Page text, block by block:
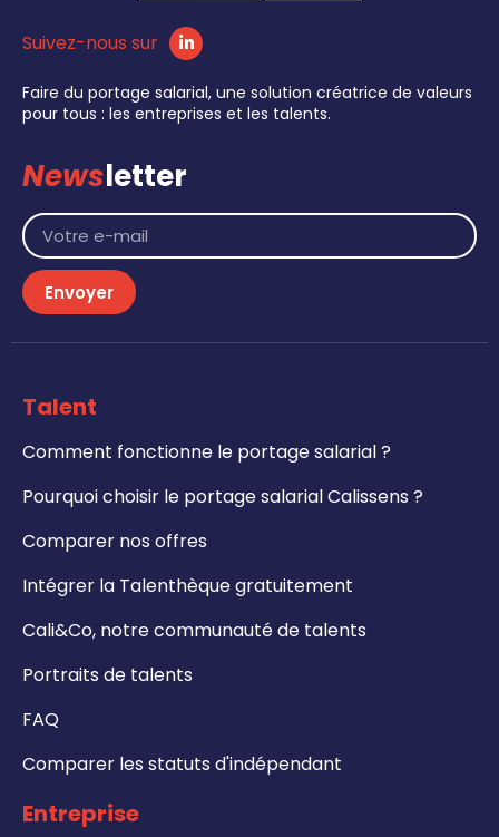
Suivez-nous sur
Faire du portage salarial, une solution créatrice de valeurs
pour tous : les entreprises et les talents.
Newsletter
Envoyer
Talent
Comment fonctionne le portage salarial ?
Pourquoi choisir le portage salarial Calissens ?
Comparer nos offres
Intégrer la Talenthèque gratuitement
Cali&Co, notre communauté de talents
Portraits de talents
FAQ
Comparer les statuts d'indépendant
Entreprise